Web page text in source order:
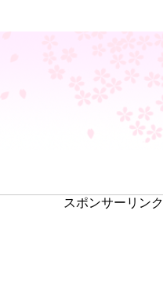
スポンサーリンク